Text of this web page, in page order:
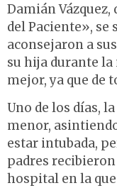
Damián
del Paciente», se
aconsejaron a
su hija durante la
mejor, ya que de
Uno de los días,
menor,
estar intubada,
padres
hospital en la